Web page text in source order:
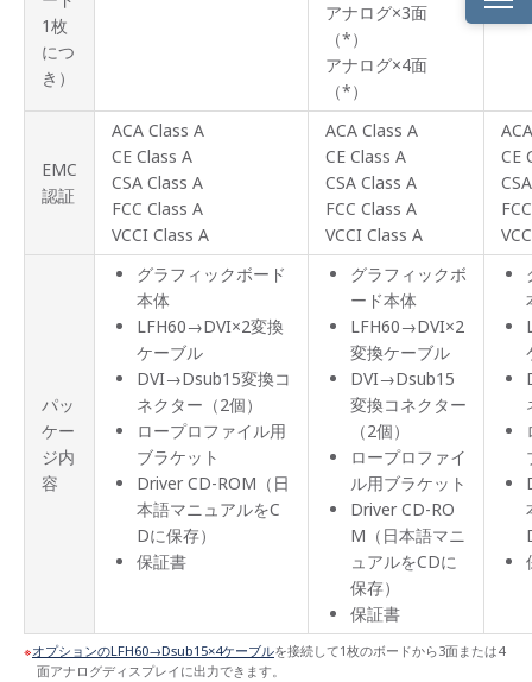
1枚
につ
き）
アナログ×3面
（*）
アナログ×4面
（*）
EMC
認証
ACA Class A
CE Class A
CSA Class A
FCC Class A
VCCI Class A
ACA Class A
CE Class A
CSA Class A
FCC Class A
VCCI Class A
CE
パッ
ケー
ジ内
容
グラフィックボード
本体
LFH60→DVI×2変換
ケーブル
DVI→Dsub15変換コ
ネクター（2個）
ロープロファイル用
ブラケット
Driver CD-ROM（日
本語マニュアルをC
Dに保存）
保証書
グラフィックボ
ード本体
LFH60→DVI×2
変換ケーブル
DVI→Dsub15
変換コネクター
（2個）
ロープロファイ
ル用ブラケット
Driver CD-RO
M（日本語マニ
ュアルをCDに
保存）
保証書
オプションのLFH60→Dsub15×4ケーブルを接続して1枚のボードから3面または4
面アナログディスプレイに出力できます。
製品
ライ
ンナ
ップ
製品
特長
環境
対応
品